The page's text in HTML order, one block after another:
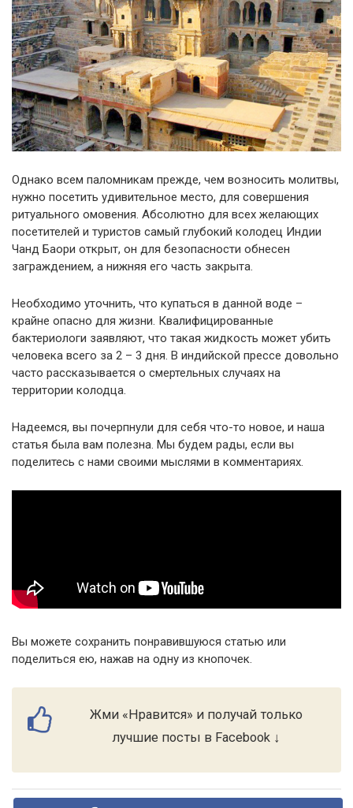
Однако всем паломникам прежде, чем возносить молитвы,
нужно посетить удивительное место, для совершения
ритуального омовения. Абсолютно для всех желающих
посетителей и туристов самый глубокий колодец Индии
Чанд Баори открыт, он для безопасности обнесен
заграждением, а нижняя его часть закрыта.
Необходимо уточнить, что купаться в данной воде –
крайне опасно для жизни. Квалифицированные
бактериологи заявляют, что такая жидкость может убить
человека всего за 2 – 3 дня. В индийской прессе довольно
часто рассказывается о смертельных случаях на
территории колодца.
Надеемся, вы почерпнули для себя что-то новое, и наша
статья была вам полезна. Мы будем рады, если вы
поделитесь с нами своими мыслями в комментариях.
Вы можете сохранить понравившуюся статью или
поделиться ею, нажав на одну из кнопочек.
Жми «Нравится» и получай только
лучшие посты в Facebook ↓